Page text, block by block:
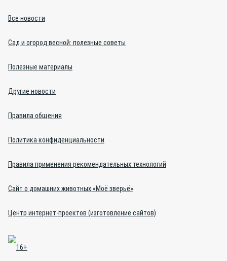
Все новости
Сад и огород весной: полезные советы
Полезные материалы
Другие новости
Правила общения
Политика конфиденциальности
Правила применения рекомендательных технологий
Сайт о домашних животных «Моё зверьё»
Центр интернет-проектов (изготовление сайтов)